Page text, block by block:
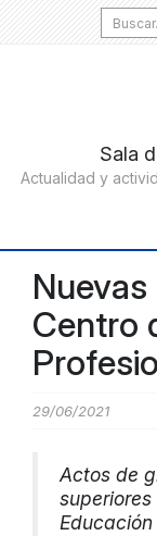
Search
for:
Centro
29/06/2021
Actos de
Educación